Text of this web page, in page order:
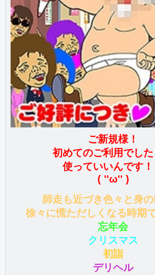
ご新規様！
初めてのご利用でした
使っていいんです！
( ''ω'' )
師走も近づき色々と身
徐々に慌ただしくなる時期
忘年会
クリスマス
初詣
デリヘル